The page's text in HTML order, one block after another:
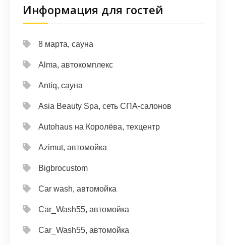
Информация для гостей
8 марта, сауна
Alma, автокомплекс
Antiq, сауна
Asia Beauty Spa, сеть СПА-салонов
Autohaus на Королёва, техцентр
Azimut, автомойка
Bigbrocustom
Car wash, автомойка
Car_Wash55, автомойка
Car_Wash55, автомойка